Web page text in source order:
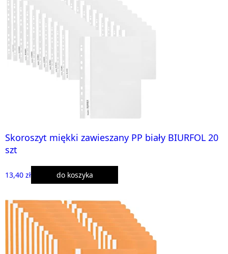
Skoroszyt miękki zawieszany PP biały BIURFOL 20
szt
13,40 zł do koszyka